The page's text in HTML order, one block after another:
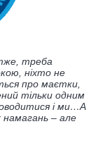
треба
ніхто не
про маєтки,
тільки одним
і ми…А
намагань – але